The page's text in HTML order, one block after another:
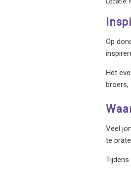
Locatie:
Op
Het
broers,
Veel
te